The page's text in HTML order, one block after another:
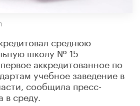
среднюю
школу № 15
аккредитованное по
учебное заведение в
сообщила пресс-
в среду.